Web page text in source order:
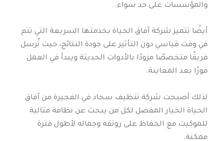
والمؤسسات على حد سواء.
أيضًا تتميز شركة آفاق الحياة بخدمتها السريعة التي تتم
في وقت قياسي دون التأثير على جودة النتائج، حيث تُرسل
فريقًا متخصصًا مزودًا بالأدوات الحديثة ويبدأ في العمل
فورًا بعد المعاينة.
لذلك أصبحت شركة تنظيف سجاد في الفجيرة من آفاق
الحياة الخيار المفضل لكل من يبحث عن نظافة مثالية
للموكيت مع الحفاظ على رونقه وجماله لأطول فترة
ممكنة.